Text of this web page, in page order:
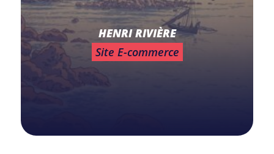
HENRI RIVIÈRE
Site E-commerce